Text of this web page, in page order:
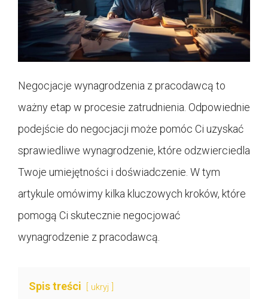
Negocjacje wynagrodzenia z pracodawcą to
ważny etap w procesie zatrudnienia. Odpowiednie
podejście do negocjacji może pomóc Ci uzyskać
sprawiedliwe wynagrodzenie, które odzwierciedla
Twoje umiejętności i doświadczenie. W tym
artykule omówimy kilka kluczowych kroków, które
pomogą Ci skutecznie negocjować
wynagrodzenie z pracodawcą.
Spis treści ukryj